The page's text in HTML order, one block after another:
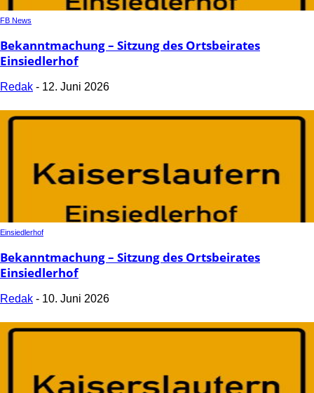
FB News
Bekanntmachung – Sitzung des Ortsbeirates
Einsiedlerhof
Redak - 12. Juni 2026
Einsiedlerhof
Bekanntmachung – Sitzung des Ortsbeirates
Einsiedlerhof
Redak - 10. Juni 2026